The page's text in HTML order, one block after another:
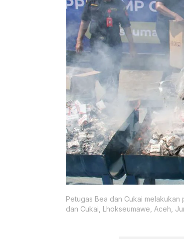
Petugas Bea dan Cukai
dan Cukai, Lhokseumawe, Aceh,